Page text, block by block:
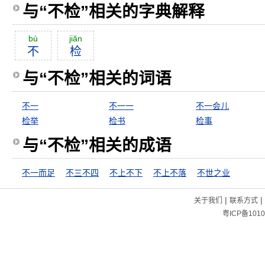
与“不检”相关的字典解释
bù
不
jiăn
检
与“不检”相关的词语
不一 不一一
不一会儿
检举
检书 检事
与“不检”相关的成语
不一而足 不三不四 不上不下 不上不落 不世之业
关于我们 | 联系方式|
粤ICP备